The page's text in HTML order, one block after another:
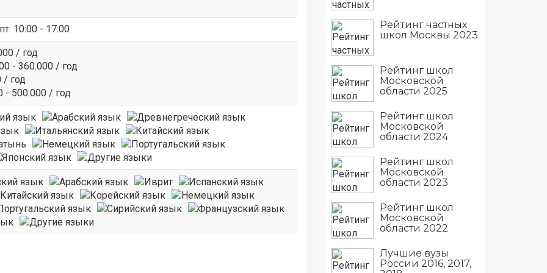
10:00 - 17:00
/ год
- 360.000 / год
/ год
- 500.000 / год
Рейтинг частных
школ Москвы 2023
Рейтинг школ
Московской
области 2025
Рейтинг школ
Московской
области 2024
Рейтинг школ
Московской
области 2023
Рейтинг школ
Московской
области 2022
Лучшие вузы
России 2016, 2017,